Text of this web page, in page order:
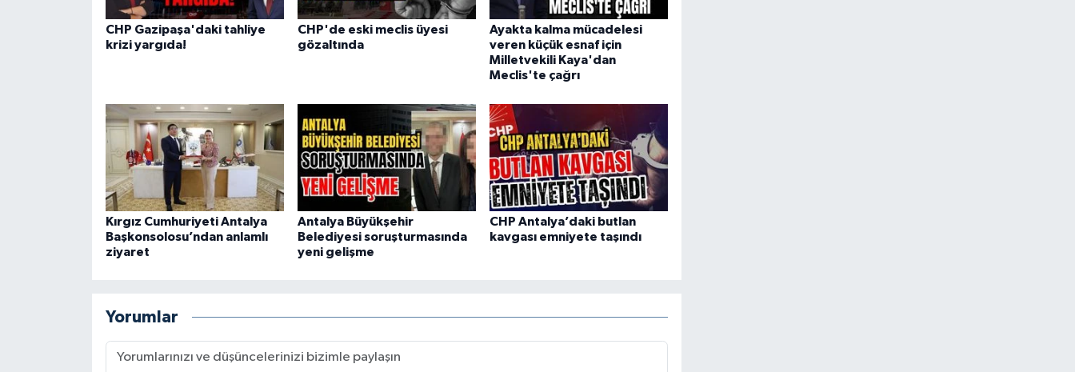
CHP Gazipaşa'daki tahliye
krizi yargıda!
CHP'de eski meclis üyesi
gözaltında
Ayakta kalma mücadelesi
veren küçük esnaf için
Milletvekili Kaya'dan
Meclis'te çağrı
Kırgız Cumhuriyeti Antalya
Başkonsolosu’ndan anlamlı
ziyaret
Antalya Büyükşehir
Belediyesi soruşturmasında
yeni gelişme
CHP Antalya’daki butlan
kavgası emniyete taşındı
Yorumlar